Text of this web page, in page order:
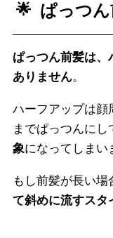
ぱっつ
ぱっつん前髪は、
ありません。
ハーフアップは顔
までぱっつんにし
象になってしまい
もし前髪が長い場
て斜めに流すスタ